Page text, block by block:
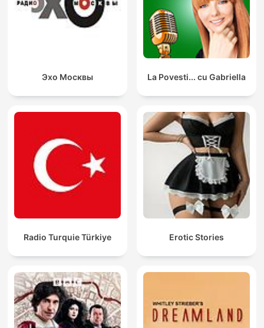
Эхо Москвы La Povesti... cu Gabriella
Radio Turquie Türkiye Erotic Stories